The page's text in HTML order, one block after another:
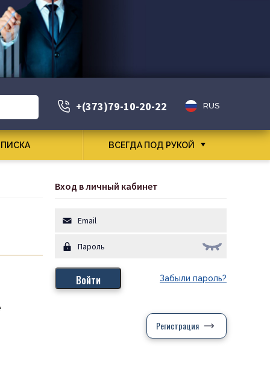
+(373)79-10-20-22 RUS
ВСЕГДА ПОД РУКОЙ
Вход в личный кабинет
Забыли пароль?
Регистрация